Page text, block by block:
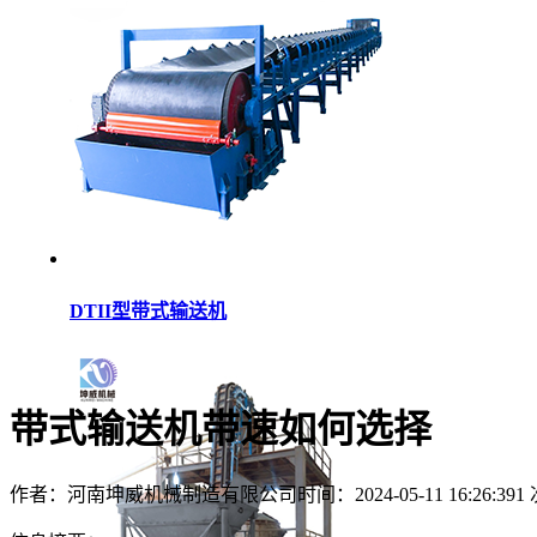
DTII型带式输送机
带式输送机带速如何选择
作者：河南坤威机械制造有限公司时间：2024-05-11 16:26:391